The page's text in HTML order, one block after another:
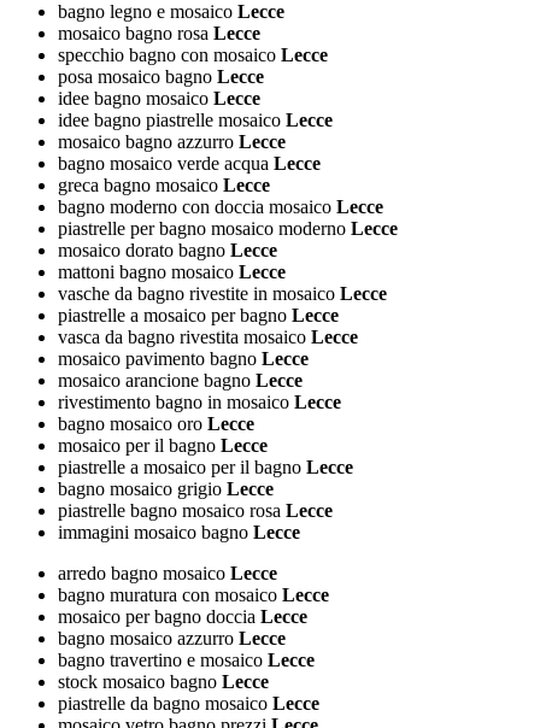
bagno legno e mosaico Lecce
mosaico bagno rosa Lecce
specchio bagno con mosaico Lecce
posa mosaico bagno Lecce
idee bagno mosaico Lecce
idee bagno piastrelle mosaico Lecce
mosaico bagno azzurro Lecce
bagno mosaico verde acqua Lecce
greca bagno mosaico Lecce
bagno moderno con doccia mosaico Lecce
piastrelle per bagno mosaico moderno Lecce
mosaico dorato bagno Lecce
mattoni bagno mosaico Lecce
vasche da bagno rivestite in mosaico Lecce
piastrelle a mosaico per bagno Lecce
vasca da bagno rivestita mosaico Lecce
mosaico pavimento bagno Lecce
mosaico arancione bagno Lecce
rivestimento bagno in mosaico Lecce
bagno mosaico oro Lecce
mosaico per il bagno Lecce
piastrelle a mosaico per il bagno Lecce
bagno mosaico grigio Lecce
piastrelle bagno mosaico rosa Lecce
immagini mosaico bagno Lecce
arredo bagno mosaico Lecce
bagno muratura con mosaico Lecce
mosaico per bagno doccia Lecce
bagno mosaico azzurro Lecce
bagno travertino e mosaico Lecce
stock mosaico bagno Lecce
piastrelle da bagno mosaico Lecce